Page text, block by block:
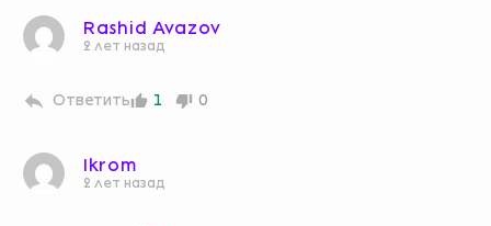
Rashid Avazov
2 лет назад
1 0
Ответить
Ikrom
2 лет назад